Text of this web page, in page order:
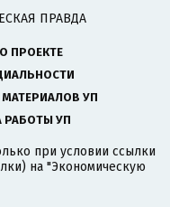
ПРАВДА
О ПРОЕКТЕ
УП
РАБОТЫ УП
при условии ссылки
на "Экономическую